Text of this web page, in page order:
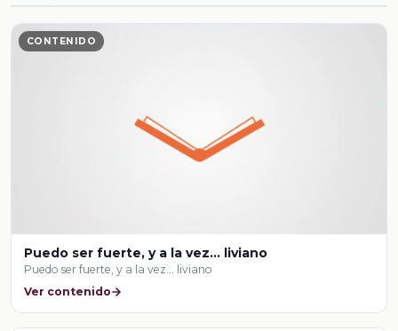
CONTENIDO
Puedo ser fuerte, y a la vez... liviano
Puedo ser fuerte, y a la vez... liviano
Ver contenido